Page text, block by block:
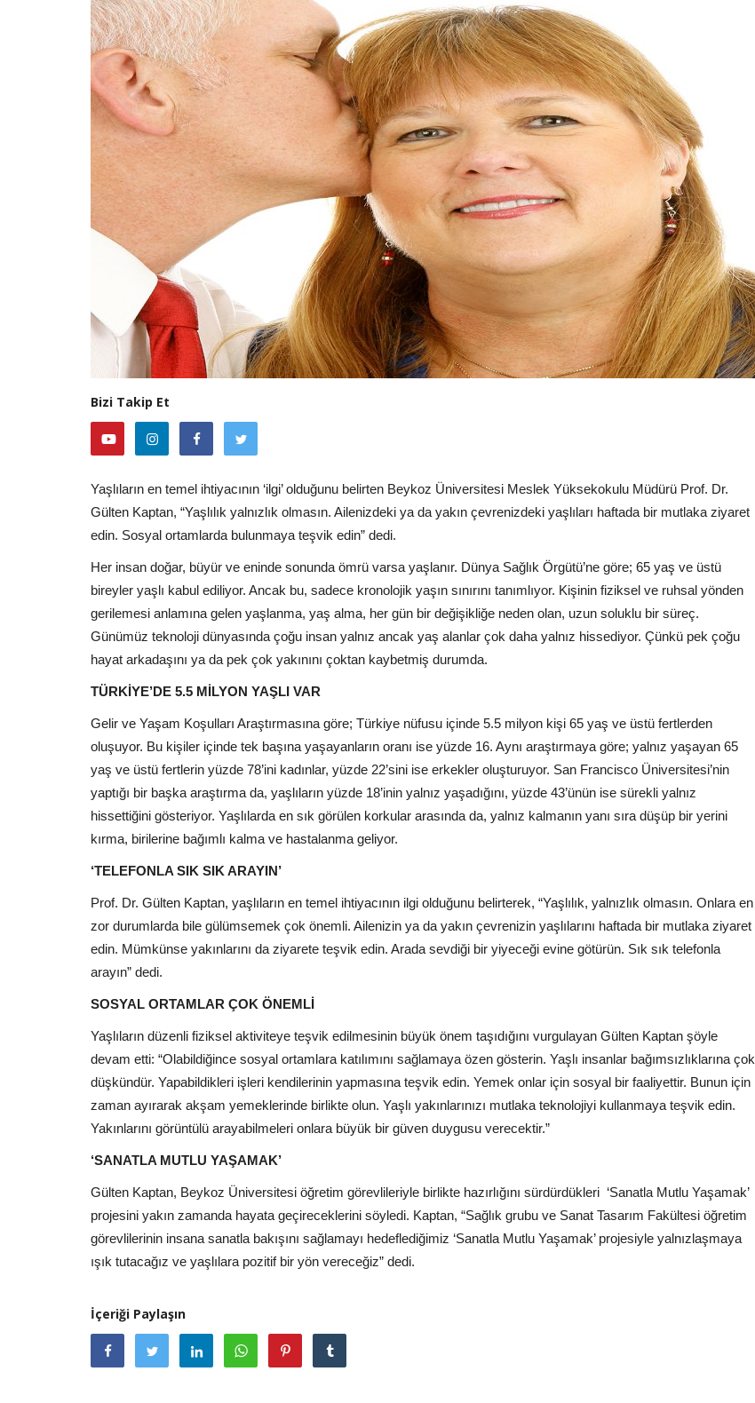
Bizi Takip Et
Yaşlıların en temel ihtiyacının ‘ilgi’ olduğunu belirten Beykoz Üniversitesi Meslek Yüksekokulu Müdürü Prof. Dr.
Gülten Kaptan, “Yaşlılık yalnızlık olmasın. Ailenizdeki ya da yakın çevrenizdeki yaşlıları haftada bir mutlaka ziyaret
edin. Sosyal ortamlarda bulunmaya teşvik edin” dedi.
Her insan doğar, büyür ve eninde sonunda ömrü varsa yaşlanır. Dünya Sağlık Örgütü’ne göre; 65 yaş ve üstü
bireyler yaşlı kabul ediliyor. Ancak bu, sadece kronolojik yaşın sınırını tanımlıyor. Kişinin fiziksel ve ruhsal yönden
gerilemesi anlamına gelen yaşlanma, yaş alma, her gün bir değişikliğe neden olan, uzun soluklu bir süreç.
Günümüz teknoloji dünyasında çoğu insan yalnız ancak yaş alanlar çok daha yalnız hissediyor. Çünkü pek çoğu
hayat arkadaşını ya da pek çok yakınını çoktan kaybetmiş durumda.
TÜRKİYE’DE 5.5 MİLYON YAŞLI VAR
Gelir ve Yaşam Koşulları Araştırmasına göre; Türkiye nüfusu içinde 5.5 milyon kişi 65 yaş ve üstü fertlerden
oluşuyor. Bu kişiler içinde tek başına yaşayanların oranı ise yüzde 16. Aynı araştırmaya göre; yalnız yaşayan 65
yaş ve üstü fertlerin yüzde 78’ini kadınlar, yüzde 22’sini ise erkekler oluşturuyor. San Francisco Üniversitesi’nin
yaptığı bir başka araştırma da, yaşlıların yüzde 18’inin yalnız yaşadığını, yüzde 43’ünün ise sürekli yalnız
hissettiğini gösteriyor. Yaşlılarda en sık görülen korkular arasında da, yalnız kalmanın yanı sıra düşüp bir yerini
kırma, birilerine bağımlı kalma ve hastalanma geliyor.
‘TELEFONLA SIK SIK ARAYIN’
Prof. Dr. Gülten Kaptan, yaşlıların en temel ihtiyacının ilgi olduğunu belirterek, “Yaşlılık, yalnızlık olmasın. Onlara en
zor durumlarda bile gülümsemek çok önemli. Ailenizin ya da yakın çevrenizin yaşlılarını haftada bir mutlaka ziyaret
edin. Mümkünse yakınlarını da ziyarete teşvik edin. Arada sevdiği bir yiyeceği evine götürün. Sık sık telefonla
arayın” dedi.
SOSYAL ORTAMLAR ÇOK ÖNEMLİ
Yaşlıların düzenli fiziksel aktiviteye teşvik edilmesinin büyük önem taşıdığını vurgulayan Gülten Kaptan şöyle
devam etti: “Olabildiğince sosyal ortamlara katılımını sağlamaya özen gösterin. Yaşlı insanlar bağımsızlıklarına çok
düşkündür. Yapabildikleri işleri kendilerinin yapmasına teşvik edin. Yemek onlar için sosyal bir faaliyettir. Bunun için
zaman ayırarak akşam yemeklerinde birlikte olun. Yaşlı yakınlarınızı mutlaka teknolojiyi kullanmaya teşvik edin.
Yakınlarını görüntülü arayabilmeleri onlara büyük bir güven duygusu verecektir.”
‘SANATLA MUTLU YAŞAMAK’
Gülten Kaptan, Beykoz Üniversitesi öğretim görevlileriyle birlikte hazırlığını sürdürdükleri ‘Sanatla Mutlu Yaşamak’
projesini yakın zamanda hayata geçireceklerini söyledi. Kaptan, “Sağlık grubu ve Sanat Tasarım Fakültesi öğretim
görevlilerinin insana sanatla bakışını sağlamayı hedeflediğimiz ‘Sanatla Mutlu Yaşamak’ projesiyle yalnızlaşmaya
ışık tutacağız ve yaşlılara pozitif bir yön vereceğiz” dedi.
İçeriği Paylaşın